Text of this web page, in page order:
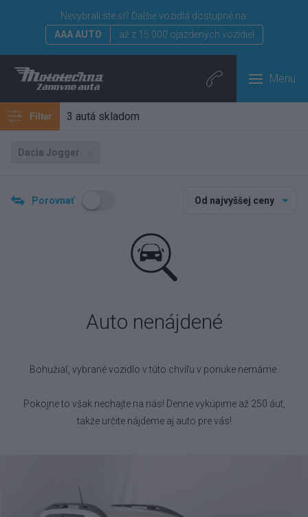
Nevybrali ste si? Ďalšie vozidlá dostupné na:
AAA AUTO
až z 15 000 ojazdených vozidiel
Menu
Filter 3 autá skladom
Dacia Jogger
Porovnať Od najvyššej ceny
Auto nenájdené
Bohužiaľ, vybrané vozidlo v túto chvíľu v ponuke nemáme.
Pokojne to však nechajte na nás! Denne vykúpime až 250 áut,
takže určite nájdeme aj auto pre vás!